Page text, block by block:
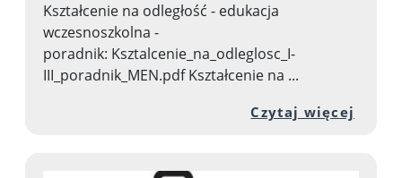
Kształcenie na odległość - edukacja
wczesnoszkolna -
poradnik: Ksztalcenie_na_odleglosc_I-
III_poradnik_MEN.pdf Kształcenie na ...
Czytaj więcej